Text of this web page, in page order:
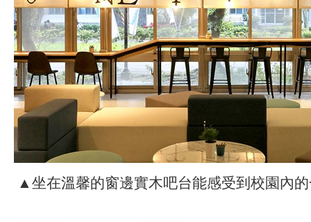
▲坐在溫馨的窗邊實木吧台能感受到校園內